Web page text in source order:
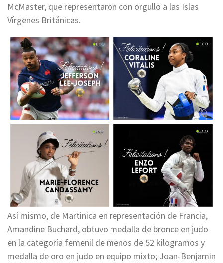
McMaster, que representaron con orgullo a las Islas
Vírgenes Británicas.
Así mismo, de Martinica en representación de Francia,
Amandine Buchard, obtuvo medalla de bronce en judo
en la categoría femenil de menos de 52 kilogramos y
medalla de oro en judo en equipo mixto; Joan-Benjamin